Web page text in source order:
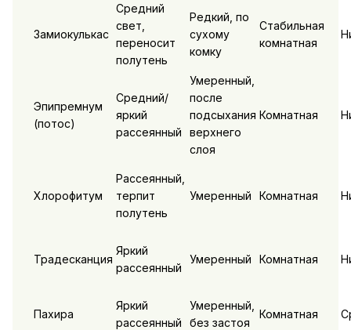
Замиокулькас
Средний
свет,
переносит
полутень
Редкий, по
сухому
комку
Стабильная
комнатная
Эпипремнум
(потос)
Средний/
яркий
рассеянный
Умеренный,
после
подсыхания
верхнего
слоя
Комнатная
Хлорофитум
Рассеянный,
терпит
полутень
Умеренный Комнатная
Традесканция
Яркий
рассеянный
Умеренный Комнатная
Пахира
Яркий
рассеянный
Умеренный,
без застоя
Комнатная